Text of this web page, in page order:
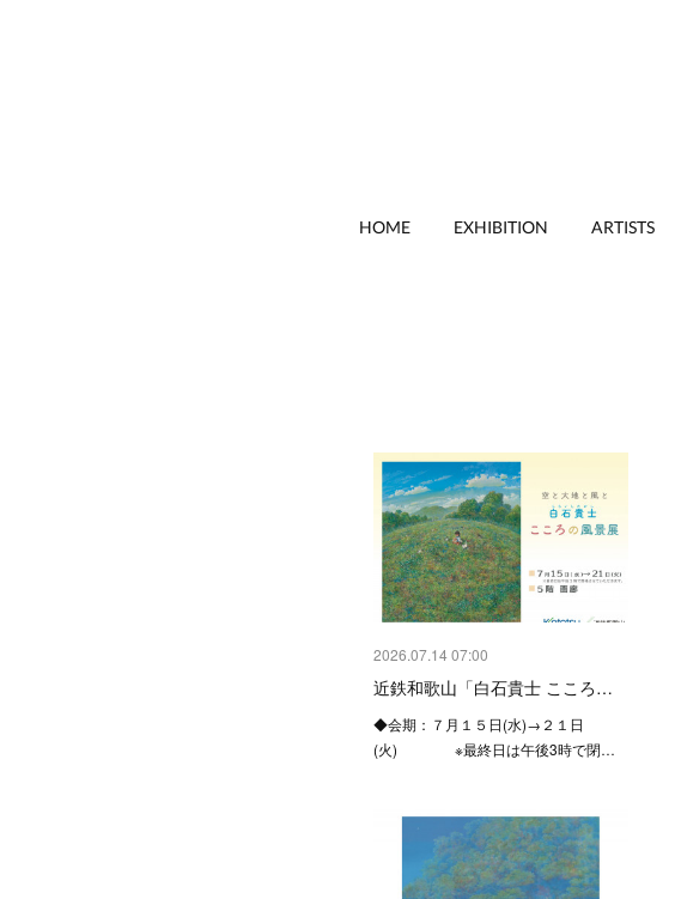
HOME EXHIBITION ARTISTS
2026.07.14 07:00
近鉄和歌山「白石貴士 こころ…
◆会期：７月１５日(水)→２１日
(火) ※最終日は午後3時で閉…